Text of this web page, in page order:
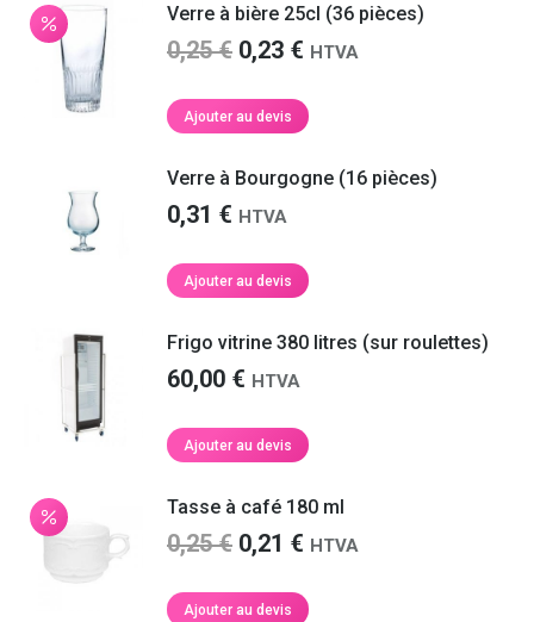
Verre à bière 25cl (36 pièces)
0,25€ Le
initial
0,25 €.
0,23 € Le
actuel
0,23 €.
HTVA
Ajouter au devis
Verre à Bourgogne (16 pièces)
0,31 € HTVA
Ajouter au devis
Frigo vitrine 380 litres (sur roulettes)
60,00 € HTVA
Ajouter au devis
Tasse à café 180 ml
0,25€ Le
initial
0,21 € Le
actuel
HTVA
Ajouter au devis